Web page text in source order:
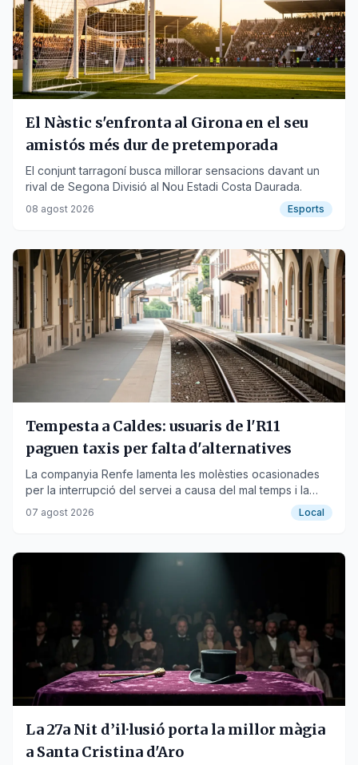
El Nàstic s'enfronta al Girona en el seu
amistós més dur de pretemporada
El conjunt tarragoní busca millorar sensacions davant un
rival de Segona Divisió al Nou Estadi Costa Daurada.
08 agost 2026 Esports
Tempesta a Caldes: usuaris de l'R11
paguen taxis per falta d'alternatives
La companyia Renfe lamenta les molèsties ocasionades
per la interrupció del servei a causa del mal temps i la
tardança dels autocars substitutoris.
07 agost 2026 Local
La 27a Nit d’il·lusió porta la millor màgia
a Santa Cristina d'Aro